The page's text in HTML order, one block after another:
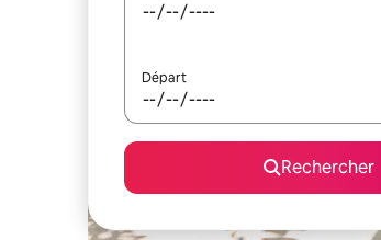
Départ
Rechercher